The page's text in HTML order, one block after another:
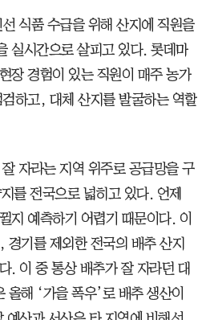
식품 수급을 위해 산지에 직원을
실시간으로 살피고 있다. 롯데마
장 경험이 있는 직원이 매주 농가
하고, 대체 산지를 발굴하는 역할
자라는 지역 위주로 공급망을 구
를 전국으로 넓히고 있다. 언제
지 예측하기 어렵기 때문이다. 이
기를 제외한 전국의 배추 산지
. 이 중 통상 배추가 잘 자라던 대
해 ‘가을 폭우’로 배추 생산이